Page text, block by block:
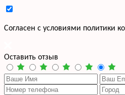
Cогласен с условиями политики
Оставить отзыв